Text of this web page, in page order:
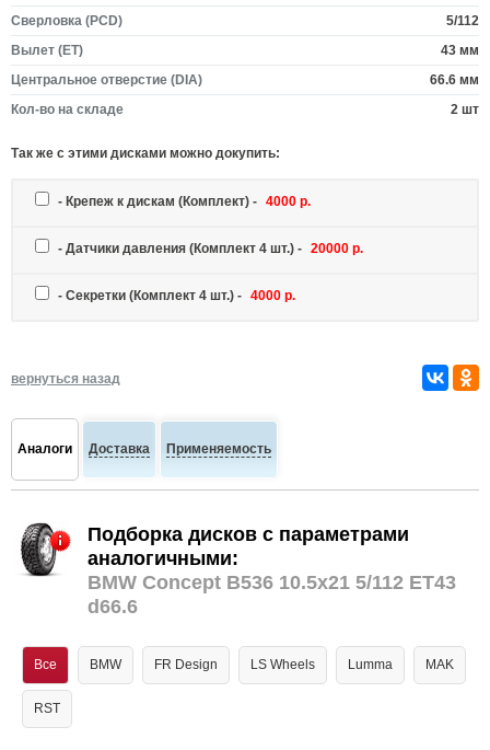
Сверловка (PCD)
5/112
Вылет (ET)
43 мм
Центральное отверстие (DIA)
66.6 мм
Кол-во на складе
2 шт
Так же c этими дисками можно докупить:
- Крепеж к дискам (Комплект) - 4000 р.
- Датчики давления (Комплект 4 шт.) - 20000 р.
- Секретки (Комплект 4 шт.) - 4000 р.
вернуться назад
Аналоги Доставка Применяемость
Подборка дисков с параметрами
аналогичными:
BMW Concept B536 10.5x21 5/112 ET43
d66.6
Все BMW FR Design LS Wheels Lumma MAK
RST